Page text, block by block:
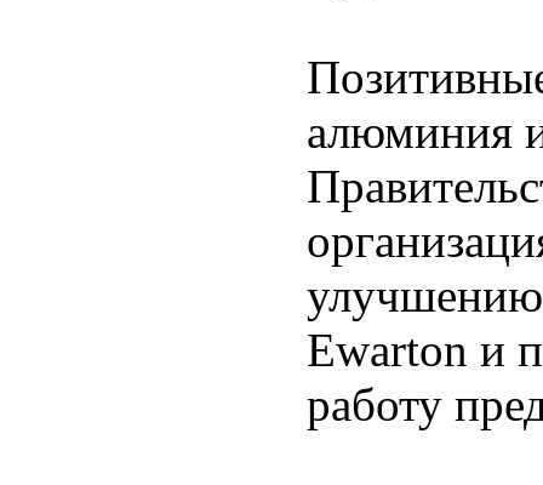
алюминия
улучшению
Ewarton и
работу